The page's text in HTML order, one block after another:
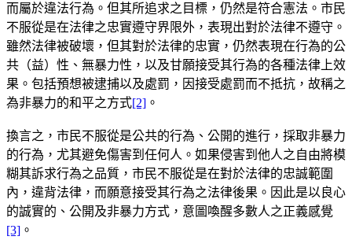
而屬於違法行為。但其所追求之目標，仍然是符合憲法。市民
不服從是在法律之忠實遵守界限外，表現出對於法律不遵守。
雖然法律被破壞，但其對於法律的忠實，仍然表現在行為的公
共（益）性、無暴力性，以及甘願接受其行為的各種法律上效
果。包括預想被逮捕以及處罰，因接受處罰而不抵抗，故稱之
為非暴力的和平之方式[2] 。
換言之，市民不服從是公共的行為、公開的進行，採取非暴力
的行為，尤其避免傷害到任何人。如果侵害到他人之自由將模
糊其訴求行為之品質，市民不服從是在對於法律的忠誠範圍
內，違背法律，而願意接受其行為之法律後果。因此是以良心
的誠實的、公開及非暴力方式，意圖喚醒多數人之正義感覺
[3] 。